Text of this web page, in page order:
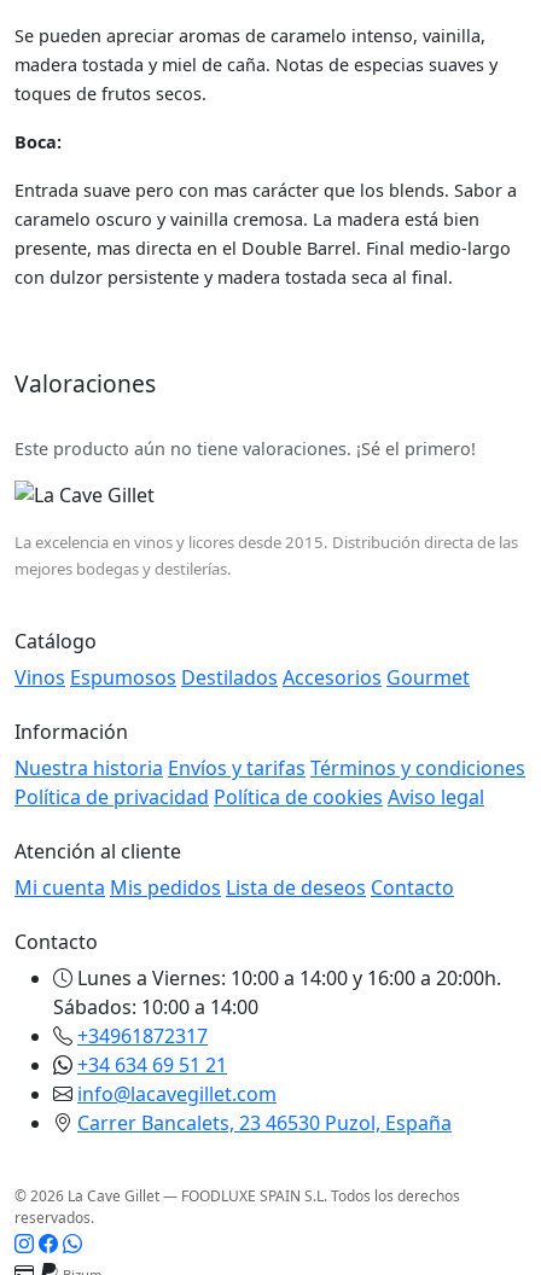
Se pueden apreciar aromas de caramelo intenso, vainilla,
madera tostada y miel de caña. Notas de especias suaves y
toques de frutos secos.
Boca:
Entrada suave pero con mas carácter que los blends. Sabor a
caramelo oscuro y vainilla cremosa. La madera está bien
presente, mas directa en el Double Barrel. Final medio-largo
con dulzor persistente y madera tostada seca al final.
Valoraciones
Este producto aún no tiene valoraciones. ¡Sé el primero!
La excelencia en vinos y licores desde 2015. Distribución directa de las
mejores bodegas y destilerías.
Catálogo
Vinos Espumosos Destilados Accesorios Gourmet
Información
Nuestra historia Envíos y tarifas Términos y condiciones
Política de privacidad Política de cookies Aviso legal
Atención al cliente
Mi cuenta Mis pedidos Lista de deseos Contacto
Contacto
Lunes a Viernes: 10:00 a 14:00 y 16:00 a 20:00h.
Sábados: 10:00 a 14:00
+34961872317
+34 634 69 51 21
info@lacavegillet.com
Carrer Bancalets, 23 46530 Puzol, España
© 2026 La Cave Gillet — FOODLUXE SPAIN S.L. Todos los derechos
reservados.